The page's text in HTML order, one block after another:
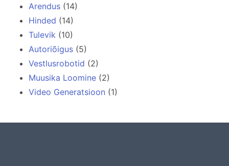
Arendus (14)
Hinded (14)
Tulevik (10)
Autoriõigus (5)
Vestlusrobotid (2)
Muusika Loomine (2)
Video Generatsioon (1)